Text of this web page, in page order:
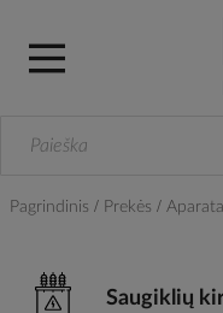
Pagrindinis Prekės
Saugiklių